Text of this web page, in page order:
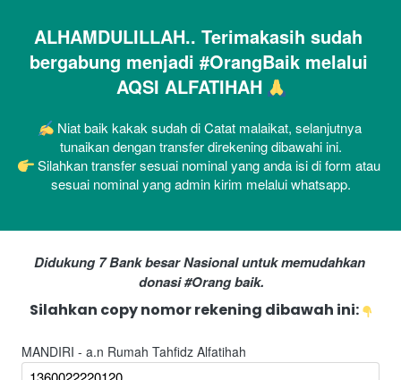
ALHAMDULILLAH.. Terimakasih sudah
bergabung menjadi #OrangBaik melalui
AQSI ALFATIHAH
Niat baik kakak sudah di Catat malaikat, selanjutnya
tunaikan dengan transfer direkening dibawahi ini.
Silahkan transfer sesuai nominal yang anda isi di form atau
sesuai nominal yang admin kirim melalui whatsapp.
Didukung 7 Bank besar Nasional untuk memudahkan
donasi #Orang baik.
Silahkan copy nomor rekening dibawah ini:
MANDIRI - a.n Rumah Tahfidz Alfatihah